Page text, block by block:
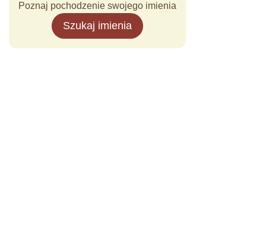
Poznaj pochodzenie swojego imienia
Szukaj imienia